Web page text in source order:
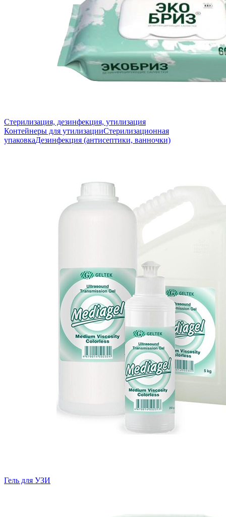
Стерилизация, дезинфекция, утилизация
Контейнеры для утилизацииСтерилизационная
упаковкаДезинфекция (антисептики, ванночки)
Гель для УЗИ